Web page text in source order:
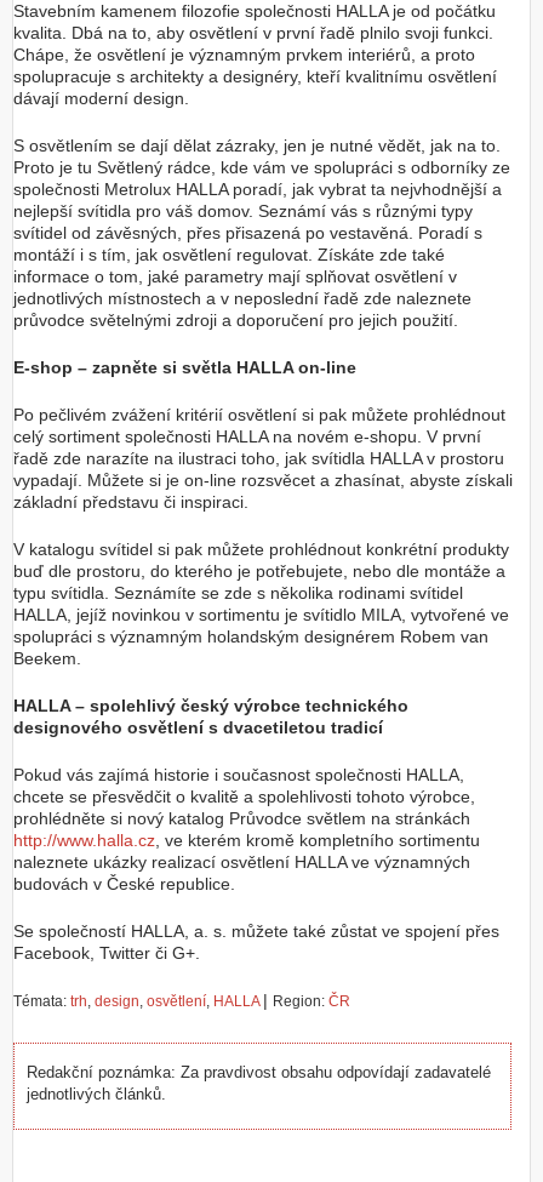
Stavebním kamenem filozofie společnosti HALLA je od počátku
kvalita. Dbá na to, aby osvětlení v první řadě plnilo svoji funkci.
Chápe, že osvětlení je významným prvkem interiérů, a proto
spolupracuje s architekty a designéry, kteří kvalitnímu osvětlení
dávají moderní design.
S osvětlením se dají dělat zázraky, jen je nutné vědět, jak na to.
Proto je tu Světlený rádce, kde vám ve spolupráci s odborníky ze
společnosti Metrolux HALLA poradí, jak vybrat ta nejvhodnější a
nejlepší svítidla pro váš domov. Seznámí vás s různými typy
svítidel od závěsných, přes přisazená po vestavěná. Poradí s
montáží i s tím, jak osvětlení regulovat. Získáte zde také
informace o tom, jaké parametry mají splňovat osvětlení v
jednotlivých místnostech a v neposlední řadě zde naleznete
průvodce světelnými zdroji a doporučení pro jejich použití.
E-shop – zapněte si světla HALLA on-line
Po pečlivém zvážení kritérií osvětlení si pak můžete prohlédnout
celý sortiment společnosti HALLA na novém e-shopu. V první
řadě zde narazíte na ilustraci toho, jak svítidla HALLA v prostoru
vypadají. Můžete si je on-line rozsvěcet a zhasínat, abyste získali
základní představu či inspiraci.
V katalogu svítidel si pak můžete prohlédnout konkrétní produkty
buď dle prostoru, do kterého je potřebujete, nebo dle montáže a
typu svítidla. Seznámíte se zde s několika rodinami svítidel
HALLA, jejíž novinkou v sortimentu je svítidlo MILA, vytvořené ve
spolupráci s významným holandským designérem Robem van
Beekem.
HALLA – spolehlivý český výrobce technického
designového osvětlení s dvacetiletou tradicí
Pokud vás zajímá historie i současnost společnosti HALLA,
chcete se přesvědčit o kvalitě a spolehlivosti tohoto výrobce,
prohlédněte si nový katalog Průvodce světlem na stránkách
http://www.halla.cz , ve kterém kromě kompletního sortimentu
naleznete ukázky realizací osvětlení HALLA ve významných
budovách v České republice.
Se společností HALLA, a. s. můžete také zůstat ve spojení přes
Facebook, Twitter či G+.
Témata: trh, design, osvětlení, HALLA | Region: ČR
Redakční poznámka: Za pravdivost obsahu odpovídají zadavatelé
jednotlivých článků.